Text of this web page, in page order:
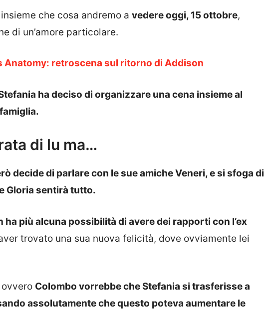
che cosa andremo a vedere oggi, 15 ottobre,
di un’amore particolare.
Anatomy: retroscena sul ritorno di Addison
ha deciso di organizzare una cena insieme al
di lu ma…
decide di parlare con le sue amiche Veneri, e si sfoga di
Gloria sentirà tutto.
ha più alcuna possibilità di avere dei rapporti con l’ex
trovato una sua nuova felicità, dove ovviamente lei
Colombo vorrebbe che Stefania si trasferisse a
assolutamente che questo poteva aumentare le